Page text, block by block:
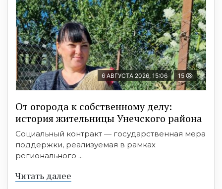
6 АВГУСТА 2026, 15:06 15
От огорода к собственному делу:
история жительницы Унечского района
Социальный контракт — государственная мера
поддержки, реализуемая в рамках
регионального ...
Читать далее